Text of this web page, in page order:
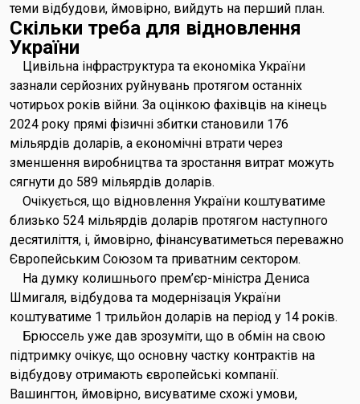
теми відбудови, ймовірно, вийдуть на перший план.
Скільки треба для відновлення
України
Цивільна інфраструктура та економіка України
зазнали серйозних руйнувань протягом останніх
чотирьох років війни. За оцінкою фахівців на кінець
2024 року прямі фізичні збитки становили 176
мільярдів доларів, а економічні втрати через
зменшення виробництва та зростання витрат можуть
сягнути до 589 мільярдів доларів.
Очікується, що відновлення України коштуватиме
близько 524 мільярдів доларів протягом наступного
десятиліття, і, ймовірно, фінансуватиметься переважно
Європейським Союзом та приватним сектором.
На думку колишнього прем’єр-міністра Дениса
Шмигаля, відбудова та модернізація України
коштуватиме 1 трильйон доларів на період у 14 років.
Брюссель уже дав зрозуміти, що в обмін на свою
підтримку очікує, що основну частку контрактів на
відбудову отримають європейські компанії.
Вашингтон, ймовірно, висуватиме схожі умови,